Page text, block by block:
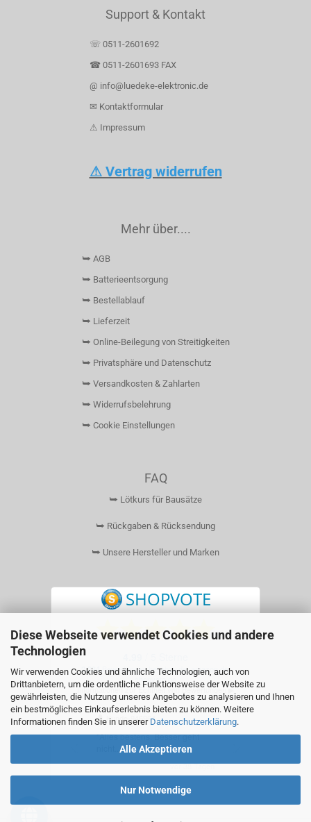
Diese Webseite verwendet Cookies und andere
Technologien
Wir verwenden Cookies und ähnliche Technologien, auch von
Drittanbietern, um die ordentliche Funktionsweise der Website zu
gewährleisten, die Nutzung unseres Angebotes zu analysieren und Ihnen
ein bestmögliches Einkaufserlebnis bieten zu können. Weitere
Informationen finden Sie in unserer Datenschutzerklärung.
Alle Akzeptieren
Nur Notwendige
Support & Kontakt
☏ 0511-2601692
☎ 0511-2601693 FAX
@ info@luedeke-elektronic.de
✉ Kontaktformular
⚠ Impressum
⚠ Vertrag widerrufen
Mehr über....
⮩ AGB
⮩ Batterieentsorgung
⮩ Bestellablauf
⮩ Lieferzeit
⮩ Online-Beilegung von Streitigkeiten
⮩ Privatsphäre und Datenschutz
⮩ Versandkosten & Zahlarten
⮩ Widerrufsbelehrung
⮩ Cookie Einstellungen
FAQ
⮩ Lötkurs für Bausätze
⮩ Rückgaben & Rücksendung
⮩ Unsere Hersteller und Marken